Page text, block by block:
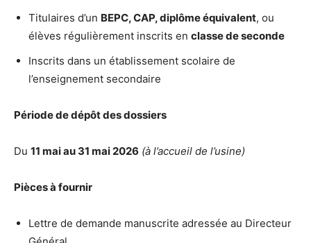
Titulaires d’un BEPC, CAP, diplôme équivalent, ou
élèves régulièrement inscrits en classe de seconde
Inscrits dans un établissement scolaire de
l’enseignement secondaire
Période de dépôt des dossiers
Du 11 mai au 31 mai 2026 (à l’accueil de l’usine)
Pièces à fournir
Lettre de demande manuscrite adressée au Directeur